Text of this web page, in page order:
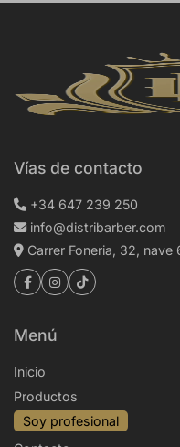
Vías de contacto
+34 647 239 250
info@distribarber.com
Carrer Foneria, 32,
Menú
Inicio
Productos
Soy profesional